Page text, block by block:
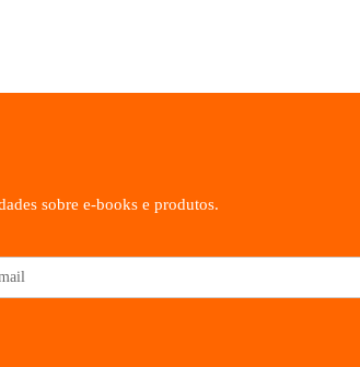
sobre e-books e produtos.